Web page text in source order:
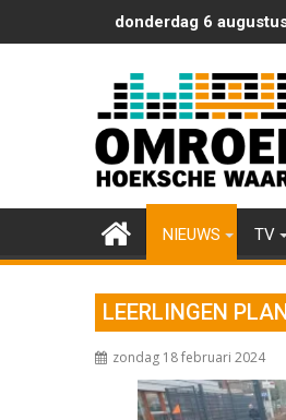
naar
donderdag 6
NIEUWS TV
LEERLINGEN
zondag 18 februari 2024